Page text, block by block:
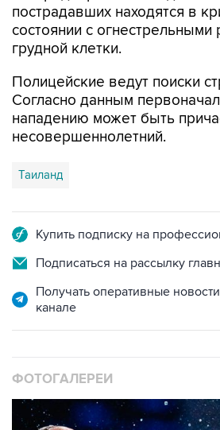
пострадавших находятся в
состоянии с огнестрельными
грудной клетки.
Полицейские ведут поиски
Согласно данным
нападению может быть
несовершеннолетний.
Таиланд
Купить подписку на
Подписаться на рассылку
Получать оперативные
канале
ФОТОГАЛЕРЕИ